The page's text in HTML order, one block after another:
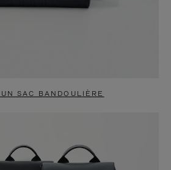
SAC BANDOULIÈRE